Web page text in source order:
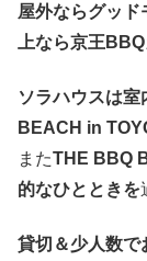
屋外ならグッド
上なら京王
ソラハウスは
BEACH in
またTHE BBQ
的なひとときを
貸切＆少人数